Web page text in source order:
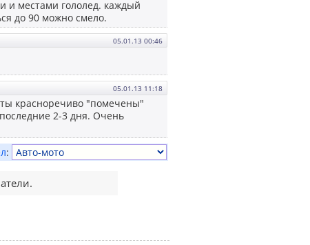
и местами гололед. каждый
до 90 можно смело.
05.01.13 00:46
05.01.13 11:18
красноречиво "помечены"
2-3 дня. Очень
: